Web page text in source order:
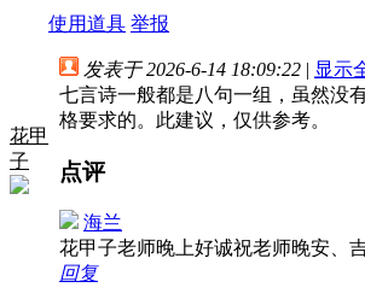
使用道具 举报
花甲
子
发表于 2026-6-14 18:09:22 | 显示
七言诗一般都是八句一组，虽然没
格要求的。此建议，仅供参考。
点评
海兰
花甲子老师晚上好诚祝老师晚安、
回复